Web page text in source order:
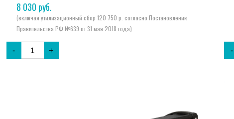
8 030 руб.
- + -